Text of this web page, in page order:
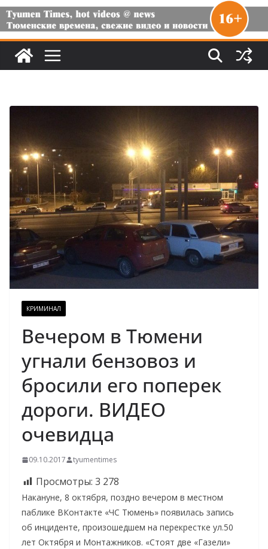
КРИМИНАЛ
Вечером в Тюмени
угнали бензовоз и
бросили его поперек
дороги. ВИДЕО
очевидца
09.10.2017 tyumentimes
Просмотры: 3 278
Накануне, 8 октября, поздно вечером в местном
паблике ВКонтакте «ЧС Тюмень» появилась запись
об инциденте, произошедшем на перекрестке ул.50
лет Октября и Монтажников. «Стоят две «Газели»